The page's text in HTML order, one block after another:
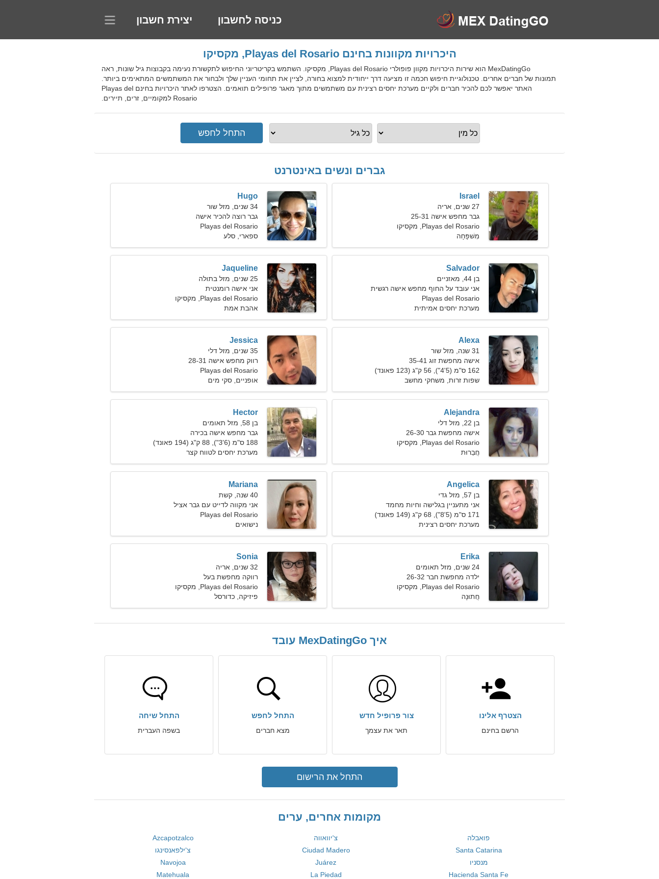
כניסה לחשבון יצירת חשבון
היכרויות מקוונות בחינם Playas del Rosario, מקסיקו
MexDatingGo הוא שירות היכרויות מקוון פופולרי Playas del Rosario, מקסיקו. השתמש בקריטריוני החיפוש לתקשורת נעימה בקבוצות גיל שונות, ראה
תמונות של חברים אחרים. טכנולוגיית חיפוש חכמה זו מציעה דרך ייחודית למצוא בחורה, לציין את תחומי העניין שלך ולבחור את המשתמשים המתאימים ביותר.
האתר יאפשר לכם להכיר חברים ולקיים מערכת יחסים רצינית עם משתמשים מתוך מאגר פרופילים תואמים. הצטרפו לאתר היכרויות בחינם Playas del
Rosario למקומיים, זרים, תיירים.
גברים ונשים באינטרנט
Israel
27 שנים, אריה
גבר מחפש אישה 25-31
Playas del Rosario, מקסיקו
מִשׁפָּחָה
Hugo
34 שנים, מזל שור
גבר רוצה להכיר אישה
Playas del Rosario
ספארי, סלע
Salvador
בן 44, מאזניים
אני עובד על החוף מחפש אישה רגשית
Playas del Rosario
מערכת יחסים אמיתית
Jaqueline
25 שנים, מזל בתולה
אני אישה רומנטית
Playas del Rosario, מקסיקו
אהבת אמת
Alexa
31 שנה, מזל שור
אישה מחפשת זוג 35-41
162 ס"מ (5'4"), 56 ק"ג (123 פאונד)
שפות זרות, משחקי מחשב
Jessica
35 שנים, מזל דלי
רווק מחפש אישה 28-31
Playas del Rosario
אופניים, סקי מים
Alejandra
בן 22, מזל דלי
אישה מחפשת גבר 26-30
Playas del Rosario, מקסיקו
חֲבֵרוּת
Hector
בן 58, מזל תאומים
גבר מחפש אישה בכירה
188 ס"מ (6'3"), 88 ק"ג (194 פאונד)
מערכת יחסים לטווח קצר
Angelica
בן 57, מזל גדי
אני מתעניין בגלישה וחיות מחמד
171 ס"מ (5'8"), 68 ק"ג (149 פאונד)
מערכת יחסים רצינית
Mariana
40 שנה, קשת
אני מקווה לדייט עם גבר אציל
Playas del Rosario
נישואים
Erika
24 שנים, מזל תאומים
ילדה מחפשת חבר 26-32
Playas del Rosario, מקסיקו
חֲתוּנָה
Sonia
32 שנים, אריה
רווקה מחפשת בעל
Playas del Rosario, מקסיקו
פיזיקה, כדורסל
איך MexDatingGo עובד
הצטרף אלינו
הרשם בחינם
צור פרופיל חדש
תאר את עצמך
התחל לחפש
מצא חברים
התחל שיחה
בשפה העברית
התחל את הרישום
מקומות אחרים, ערים
פואבלה צ'יוואווה
Azcapotzalco
Santa Catarina
Ciudad Madero
צ'ילפאנסינגו
מנסניו
Juárez
Navojoa
Hacienda Santa Fe
La Piedad
Matehuala